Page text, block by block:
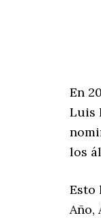
En
Luis
los
Esto
Año,